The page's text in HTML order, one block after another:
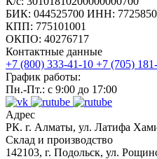
У нас можно купить станки
автоматизированные линии
1250/3-Р, 1250/5-А, 1250/5-
комплектующие к ним –
наматыватели, устройства
и другие.
БИК: 044525700 ИНН:
КПП: 775101001
ОКПО: 40276717
Контактные данные
+7 (800) 333-41-10 +7 (705)
График работы:
Пн.-Пт.: с 9:00 до 17:00
Адрес
РК. г. Алматы, ул. Латифа
Склад и производство
142103, г. Подольск, ул.